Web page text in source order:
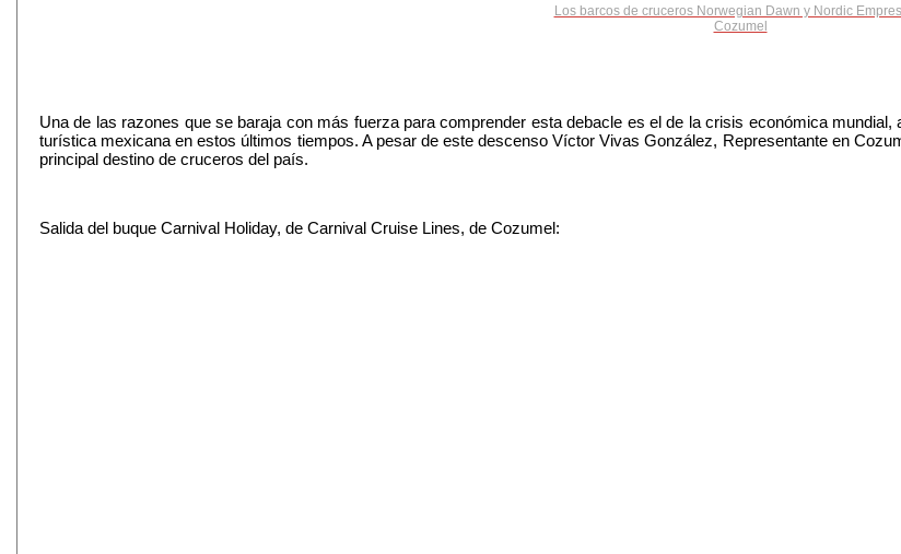
Los barcos de cruceros Norwegian Dawn y Nordic
Cozumel
Una de las razones que se baraja con más fuerza para comprender esta debacle es el de la crisis económica
turística mexicana en estos últimos tiempos. A pesar de este descenso Víctor Vivas González, Representante en
principal destino de cruceros del país.
Salida del buque Carnival Holiday, de Carnival Cruise Lines, de Cozumel: